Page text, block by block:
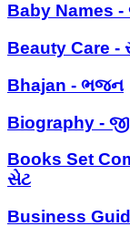
Baby Names -
Beauty Care -
Bhajan - ભજન
Biography -
Books Set
સેટ
Business